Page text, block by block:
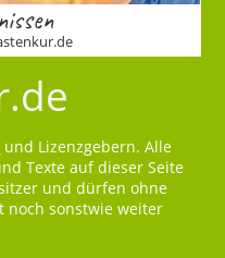
und Lizenzgebern. Alle
Texte auf dieser Seite
und dürfen ohne
noch sonstwie weiter